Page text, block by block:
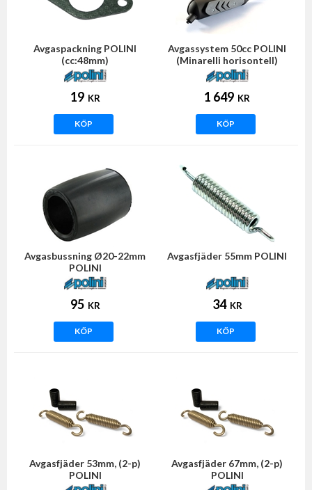
Avgaspackning POLINI
(cc:48mm)
19 KR
KÖP
Avgassystem 50cc POLINI
(Minarelli horisontell)
1 649 KR
KÖP
Avgasbussning Ø20-22mm
POLINI
95 KR
KÖP
Avgasfjäder 55mm POLINI
34 KR
KÖP
Avgasfjäder 53mm, (2-p)
POLINI
Avgasfjäder 67mm, (2-p)
POLINI